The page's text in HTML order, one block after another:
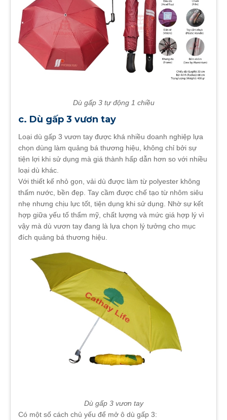
Dù gấp 3 tự động 1 chiều
c. Dù gấp 3 vươn tay
Loại dù gấp 3 vươn tay được khá nhiều doanh nghiệp lựa
chọn dùng làm quảng bá thương hiệu, không chỉ bởi sự
tiện lợi khi sử dụng mà giá thành hấp dẫn hơn so với nhiều
loại dù khác.
Với thiết kế nhỏ gọn, vải dù được làm từ polyester không
thấm nước, bền đẹp. Tay cầm được chế tạo từ nhôm siêu
nhẹ nhưng chịu lực tốt, tiện dụng khi sử dụng. Nhờ sự kết
hợp giữa yếu tố thẩm mỹ, chất lượng và mức giá hợp lý vì
vậy mà dù vươn tay đang là lựa chọn lý tưởng cho mục
đích quảng bá thương hiệu.
Dù gấp 3 vươn tay
Có một số cách chủ yếu để mở ô dù gấp 3: